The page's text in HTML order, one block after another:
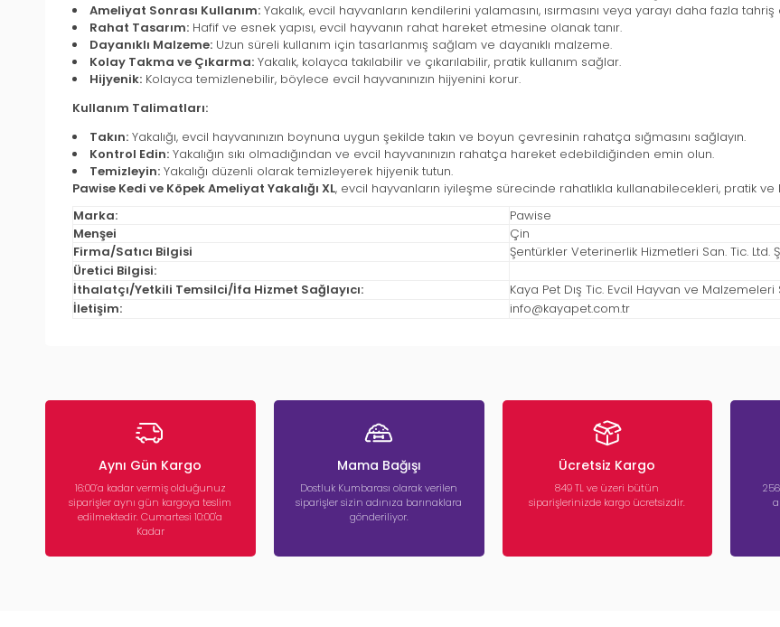
Ameliyat Sonrası Kullanım: Yakalık, evcil hayvanların kendilerini yalamasını, ısırmasını veya yarayı daha fazla
Rahat Tasarım: Hafif ve esnek yapısı, evcil hayvanın rahat hareket etmesine olanak tanır.
Dayanıklı Malzeme: Uzun süreli kullanım için tasarlanmış sağlam ve dayanıklı malzeme.
Kolay Takma ve Çıkarma: Yakalık, kolayca takılabilir ve çıkarılabilir, pratik kullanım sağlar.
Hijyenik: Kolayca temizlenebilir, böylece evcil hayvanınızın hijyenini korur.
Kullanım Talimatları:
Takın: Yakalığı, evcil hayvanınızın boynuna uygun şekilde takın ve boyun çevresinin rahatça sığmasını sağlayın.
Kontrol Edin: Yakalığın sıkı olmadığından ve evcil hayvanınızın rahatça hareket edebildiğinden emin olun.
Temizleyin: Yakalığı düzenli olarak temizleyerek hijyenik tutun.
Pawise Kedi ve Köpek Ameliyat Yakalığı XL, evcil hayvanların iyileşme sürecinde rahatlıkla kullanabilecekleri, pratik
Marka:
Pawise
Menşei
Çin
Firma/Satıcı Bilgisi
Şentürkler Veterinerlik Hizmetleri San. Tic. Ltd.
Üretici Bilgisi:
İthalatçı/Yetkili Temsilci/İfa Hizmet Sağlayıcı:
Kaya Pet Dış Tic. Evcil Hayvan ve Malzemeleri
İletişim:
info@kayapet.com.tr
Aynı Gün Kargo
16:00’a kadar vermiş olduğunuz
siparişler aynı gün kargoya teslim
edilmektedir. Cumartesi 10:00'a
Kadar
Mama Bağışı
Dostluk Kumbarası olarak verilen
siparişler sizin adınıza barınaklara
gönderiliyor.
Ücretsiz Kargo
849 TL ve üzeri bütün
siparişlerinizde kargo ücretsizdir.